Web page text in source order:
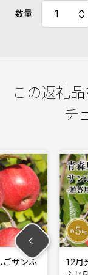
数量
この返礼
チ
りんごサン